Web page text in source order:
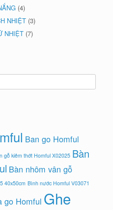
(4)
NHIỆT (3)
NHIỆT (7)
Ban go Homful
gỗ kiêm thớt Homful X02025 Bàn
Bàn nhôm vân gỗ
40x50cm Bình nước Homful V03071
go Homful Ghe